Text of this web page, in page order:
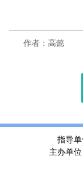
作者：高懿
指导
主办单